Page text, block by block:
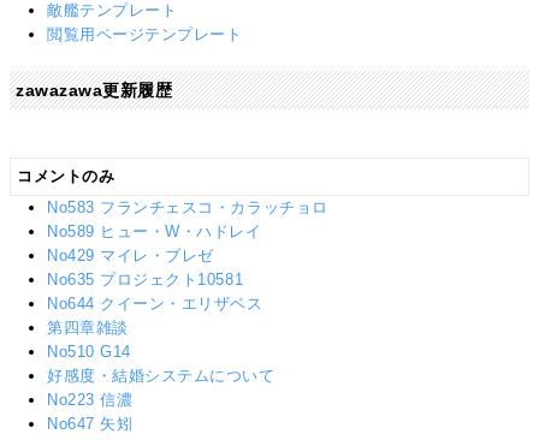
敵艦テンプレート
閲覧用ページテンプレート
zawazawa更新履歴
コメントのみ
No583 フランチェスコ・カラッチョロ
No589 ヒュー・W・ハドレイ
No429 マイレ・ブレゼ
No635 プロジェクト10581
No644 クイーン・エリザベス
第四章雑談
No510 G14
好感度・結婚システムについて
No223 信濃
No647 矢矧